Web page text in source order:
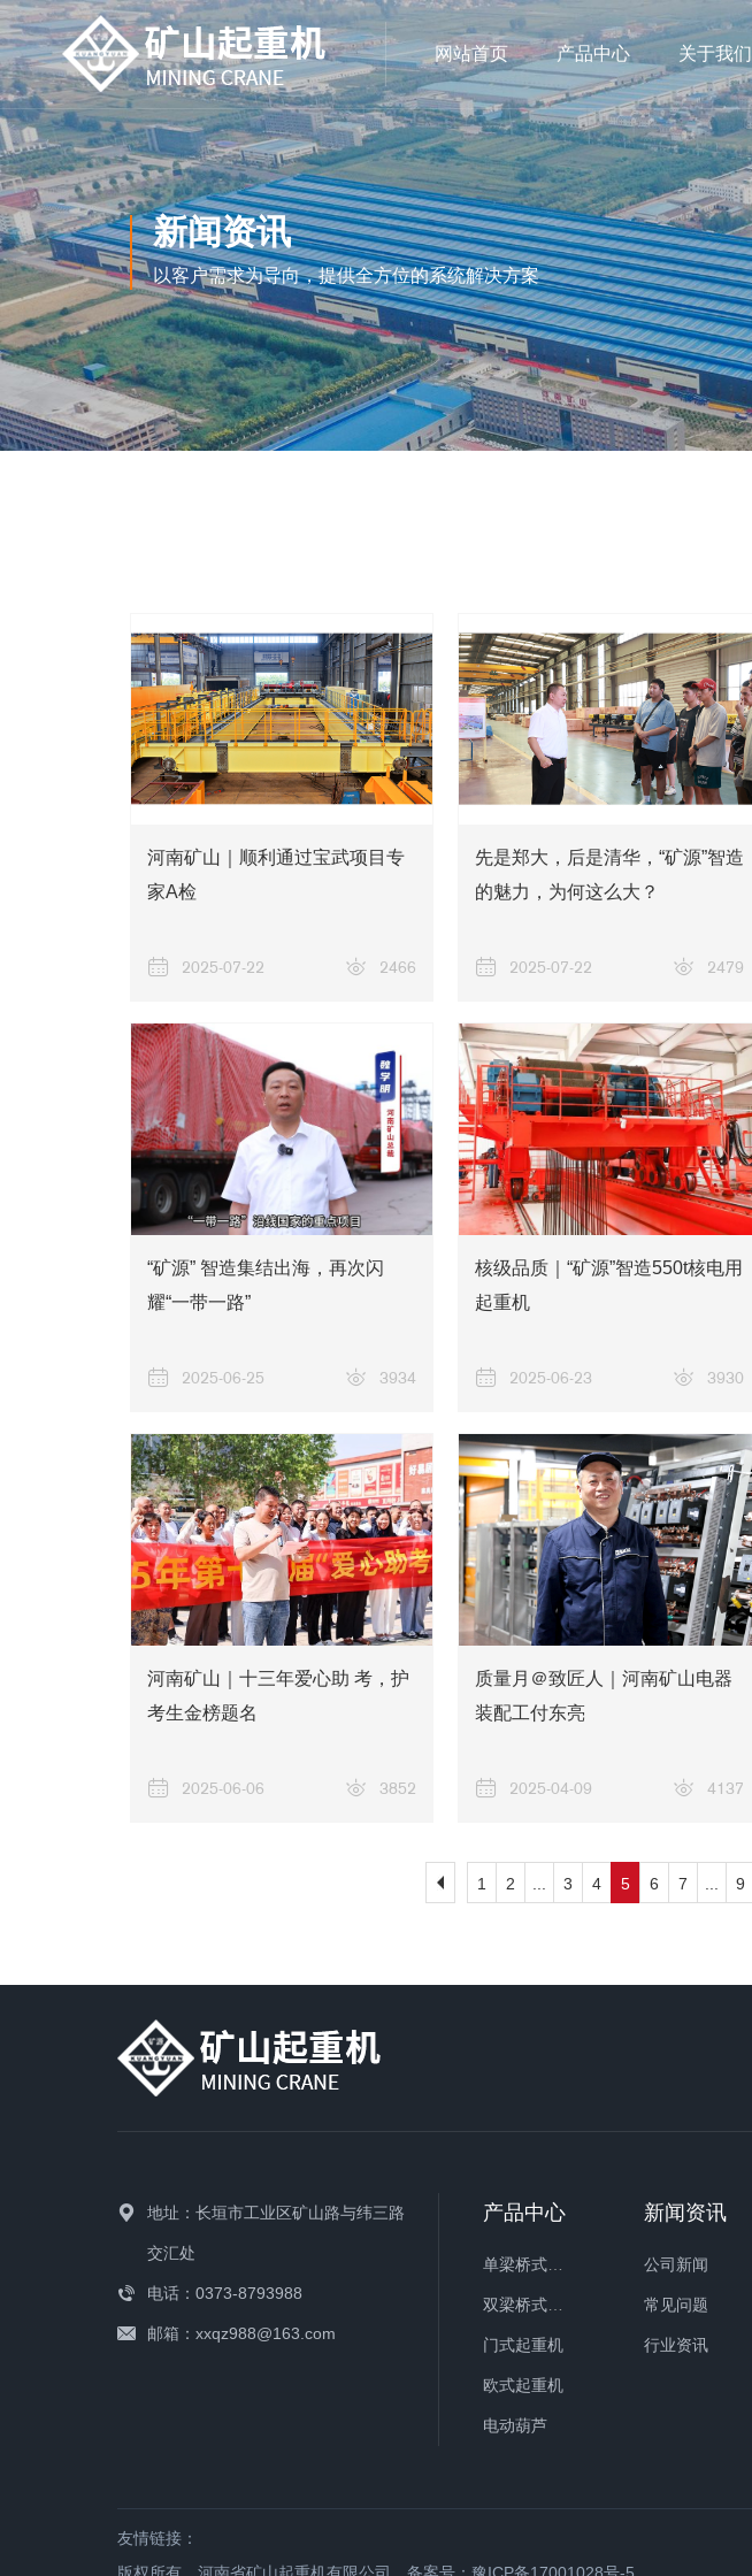
网站首页 产品中心 关于我们
新闻资讯
以客户需求为导向，提供全方位的系统解决方案
河南矿山｜顺利通过宝武项目专
家A检
2025-07-22 2466
先是郑大，后是清华，“矿源”智造
的魅力，为何这么大？
2025-07-22 2479
“矿源” 智造集结出海，再次闪
耀“一带一路”
2025-06-25 3934
核级品质｜“矿源”智造550t核电用
起重机
2025-06-23 3930
河南矿山｜十三年爱心助 考，护
考生金榜题名
2025-06-06 3852
质量月＠致匠人｜河南矿山电器
装配工付东亮
2025-04-09 4137
1 2 3 4 5 6 7 9
地址：长垣市工业区矿山路与纬三路
交汇处
电话：0373-8793988
邮箱：xxqz988@163.com
产品中心
单梁桥式起重机
双梁桥式起重机
门式起重机
欧式起重机
电动葫芦
新闻资讯
公司新闻
常见问题
行业资讯
友情链接：